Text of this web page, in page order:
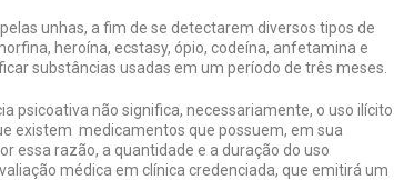
unhas, a fim de se detectarem diversos tipos de
heroína, ecstasy, ópio, codeína, anfetamina e
substâncias usadas em um período de três meses.
psicoativa não significa, necessariamente, o uso ilícito
existem medicamentos que possuem, em sua
essa razão, a quantidade e a duração do uso
médica em clínica credenciada, que emitirá um